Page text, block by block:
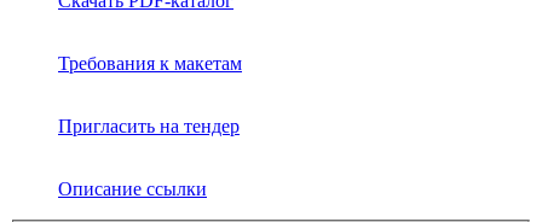
Требования к макетам
Пригласить на тендер
Описание ссылки